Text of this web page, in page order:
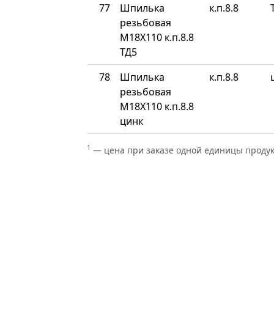
77
Шпилька
резьбовая
М18Х110 к.п.8.8
ТД5
к.п.8.8
78
Шпилька
резьбовая
М18Х110 к.п.8.8
цинк
к.п.8.8
1 — цена при заказе одной единицы